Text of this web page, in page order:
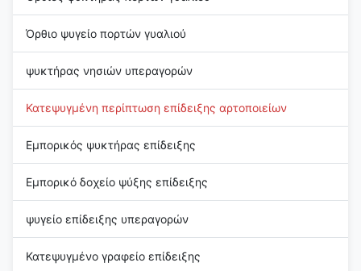
Όρθιο ψυγείο πορτών γυαλιού
ψυκτήρας νησιών υπεραγορών
Κατεψυγμένη περίπτωση επίδειξης αρτοποιείων
Εμπορικός ψυκτήρας επίδειξης
Εμπορικό δοχείο ψύξης επίδειξης
ψυγείο επίδειξης υπεραγορών
Κατεψυγμένο γραφείο επίδειξης